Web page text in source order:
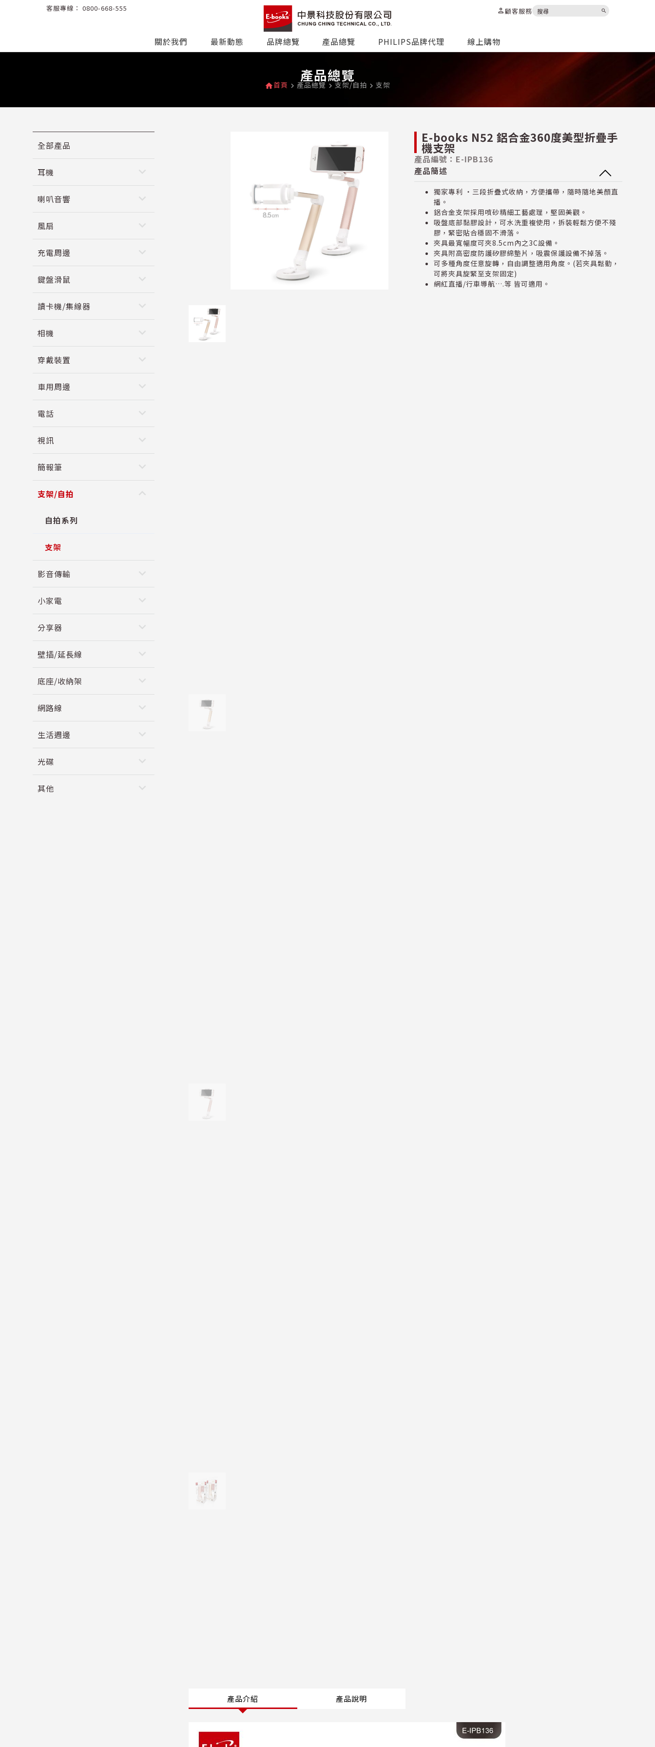
客服專線： 0800-668-555 person顧客服務 search
關於我們 最新動態 品牌總覽 產品總覽 PHILIPS品牌代理 線上購物
產品總覽
home首頁 navigate_next 產品總覽 navigate_next 支架/自拍 navigate_next 支架
全部產品
耳機 keyboard_arrow_down
喇叭音響 keyboard_arrow_down
風扇 keyboard_arrow_down
充電周邊 keyboard_arrow_down
鍵盤滑鼠 keyboard_arrow_down
讀卡機/集線器 keyboard_arrow_down
相機 keyboard_arrow_down
穿戴裝置 keyboard_arrow_down
車用周邊 keyboard_arrow_down
電話 keyboard_arrow_down
視訊 keyboard_arrow_down
簡報筆 keyboard_arrow_down
支架/自拍 keyboard_arrow_up
自拍系列
支架
影音傳輸 keyboard_arrow_down
小家電 keyboard_arrow_down
分享器 keyboard_arrow_down
壁插/延長線 keyboard_arrow_down
底座/收納架 keyboard_arrow_down
網路線 keyboard_arrow_down
生活週邊 keyboard_arrow_down
光碟 keyboard_arrow_down
其他 keyboard_arrow_down
E-books N52 鋁合金360度美型折疊手
機支架
產品編號：E-IPB136
產品簡述
獨家專利 ‧三段折疊式收納，方便攜帶，隨時隨地美顏直
播。
鋁合金支架採用噴砂精細工藝處理，堅固美觀。
吸盤底部黏膠設計，可水洗重複使用，拆裝輕鬆方便不殘
膠，緊密貼合穩固不滑落。
夾具最寬幅度可夾8.5cm內之3C設備。
夾具附高密度防護矽膠綿墊片，吸震保護設備不掉落。
可多種角度任意旋轉，自由調整適用角度。(若夾具鬆動，
可將夾具旋緊至支架固定)
網紅直播/行車導航….等 皆可適用。